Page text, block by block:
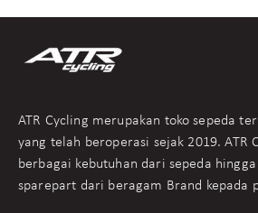
ATR Cycling merupakan toko sepeda
yang telah beroperasi sejak 2019. ATR
berbagai kebutuhan dari sepeda
sparepart dari beragam Brand kepada